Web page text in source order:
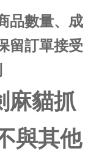
品數量、成
留訂單接受
麻貓抓
與其他